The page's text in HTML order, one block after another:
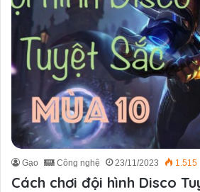
Gạo Công nghệ 23/11/2023 1.515
Cách chơi đội hình Disco